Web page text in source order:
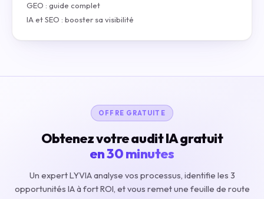
GEO : guide complet
IA et SEO : booster sa visibilité
OFFRE GRATUITE
Obtenez votre audit IA gratuit
en 30 minutes
Un expert LYVIA analyse vos processus, identifie les 3
opportunités IA à fort ROI, et vous remet une feuille de route